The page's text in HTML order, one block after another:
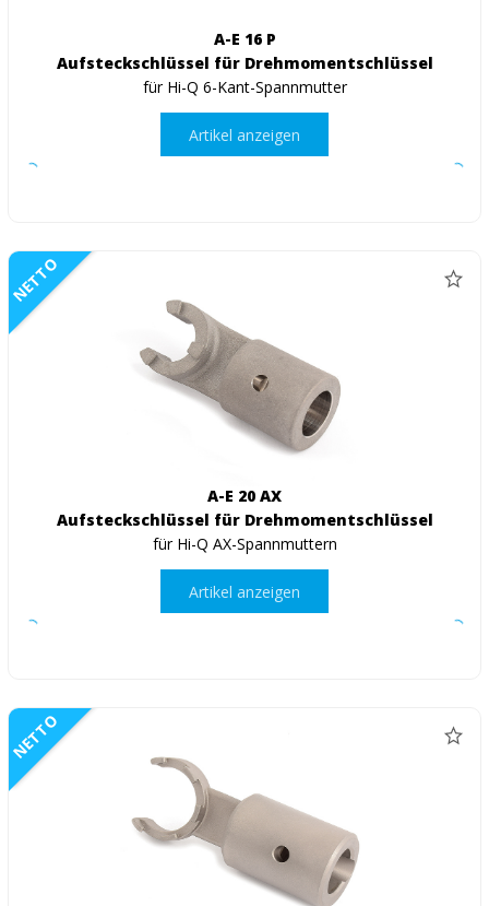
A-E 16 P
Aufsteckschlüssel für Drehmomentschlüssel
für Hi-Q 6-Kant-Spannmutter
Artikel anzeigen
NETTO
A-E 20 AX
Aufsteckschlüssel für Drehmomentschlüssel
für Hi-Q AX-Spannmuttern
Artikel anzeigen
NETTO